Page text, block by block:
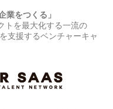
業をつくる」
トを最大化する一流の
支援するベンチャーキャ